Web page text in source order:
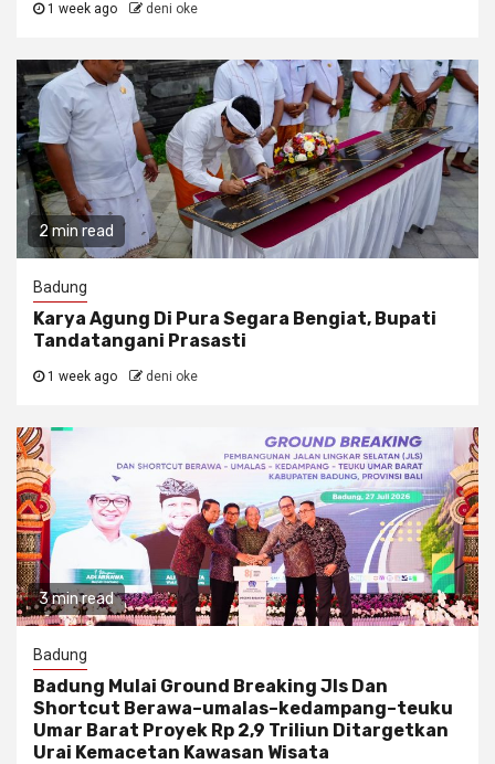
1 week ago deni oke
2 min read
Badung
Karya Agung Di Pura Segara Bengiat, Bupati
Tandatangani Prasasti
1 week ago deni oke
3 min read
Badung
Badung Mulai Ground Breaking Jls Dan
Shortcut Berawa–umalas–kedampang–teuku
Umar Barat Proyek Rp 2,9 Triliun Ditargetkan
Urai Kemacetan Kawasan Wisata